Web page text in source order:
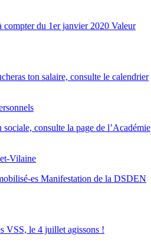
du 1er janvier 2020 Valeur
ton salaire, consulte le calendrier
consulte la page de l’Académie
Vilaine
es Manifestation de la DSDEN
VSS, le 4 juillet agissons !